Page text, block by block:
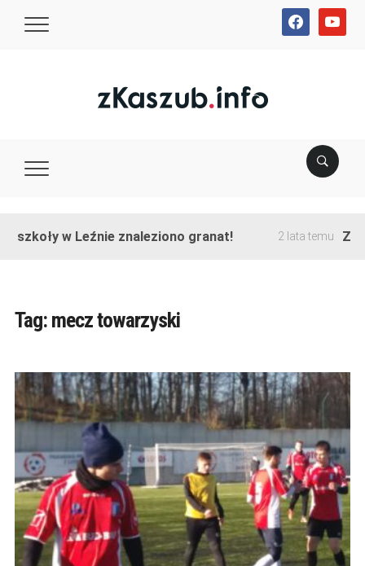
facebookyoutube
szkoły w Leźnie znaleziono granat! 2 lata temu
Tag: mecz towarzyski